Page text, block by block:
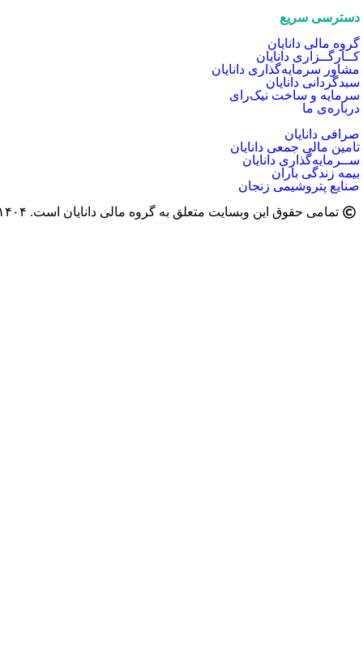
دسترسی سریع
گروه مالی دانایان
کــارگــزاری دانایان
مشاور سرمایه‌گذاری دانایان
سبدگردانی دانایان
سرمایه و ساخت نیک‌رای
درباره‌ی ما
صرافی دانایان
تامین مالی جمعی دانایان
ســرمایه‌گذاری دانایان
بیمه زندگی باران
صنایع پتروشیمی زنجان
تمامی حقوق این وبسایت متعلق به گروه مالی دانایان است. ۱۴۰۴